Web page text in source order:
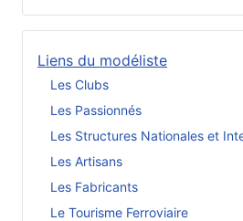
Liens du modéliste
Les Clubs
Les Passionnés
Les Structures Nationales et
Les Artisans
Les Fabricants
Le Tourisme Ferroviaire